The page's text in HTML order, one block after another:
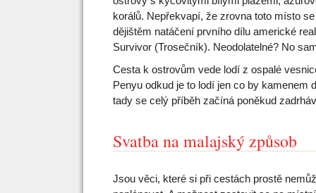
korálů. Nepřekvapí, že zrovna toto místo
dějištěm natáčení prvního dílu americké
Survivor (Trosečník). Neodolatelné? No
Cesta k ostrovům vede lodí z ospalé
Penyu odkud je to lodí jen co by kamenem
tady se celý příběh začíná poněkud
Svatba na malajský způsob
Jsou věci, které si při cestách prostě